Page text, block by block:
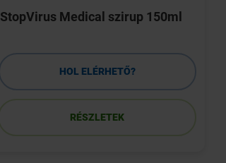
StopVirus Medical szirup 150ml
HOL ELÉRHETŐ?
RÉSZLETEK